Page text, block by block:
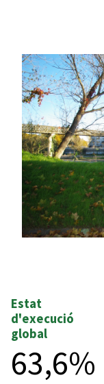
Estat
d'execució
global
63,6%